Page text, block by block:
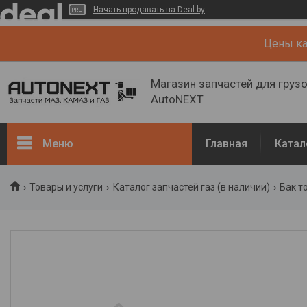
Начать продавать на Deal.by
Цены
Магазин запчастей для
AutoNEXT
Меню Главная
Товары и услуги Каталог запчастей газ (в наличии) Бак